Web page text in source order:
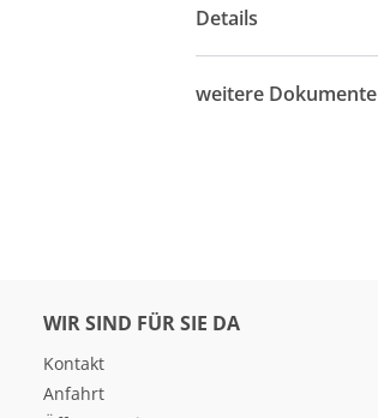
Details
weitere Dokumente
WIR SIND FÜR SIE DA
Kontakt
Anfahrt